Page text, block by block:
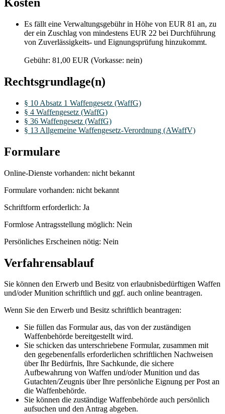
Es fällt eine Verwaltungsgebühr in Höhe von EUR 81 an, zu
der ein Zuschlag von mindestens EUR 22 bei Durchführung
von Zuverlässigkeits- und Eignungsprüfung hinzukommt.
Gebühr: 81,00 EUR (Vorkasse: nein)
Rechtsgrundlage(n)
§ 10 Absatz 1 Waffengesetz (WaffG)
§ 4 Waffengesetz (WaffG)
§ 36 Waffengesetz (WaffG)
§ 13 Allgemeine Waffengesetz-Verordnung (AWaffV)
Formulare
Online-Dienste vorhanden: nicht bekannt
Formulare vorhanden: nicht bekannt
Schriftform erforderlich: Ja
Formlose Antragsstellung möglich: Nein
Persönliches Erscheinen nötig: Nein
Verfahrensablauf
Sie können den Erwerb und Besitz von erlaubnisbedürftigen Waffen
und/oder Munition schriftlich und ggf. auch online beantragen.
Wenn Sie den Erwerb und Besitz schriftlich beantragen:
Sie füllen das Formular aus, das von der zuständigen
Waffenbehörde bereitgestellt wird.
Sie schicken das unterschriebene Formular, zusammen mit
den gegebenenfalls erforderlichen schriftlichen Nachweisen
über Ihr Bedürfnis, Ihre Sachkunde, die sichere
Aufbewahrung von Waffen und/oder Munition und das
Gutachten/Zeugnis über Ihre persönliche Eignung per Post an
die Waffenbehörde.
Sie können die zuständige Waffenbehörde auch persönlich
aufsuchen und den Antrag abgeben.